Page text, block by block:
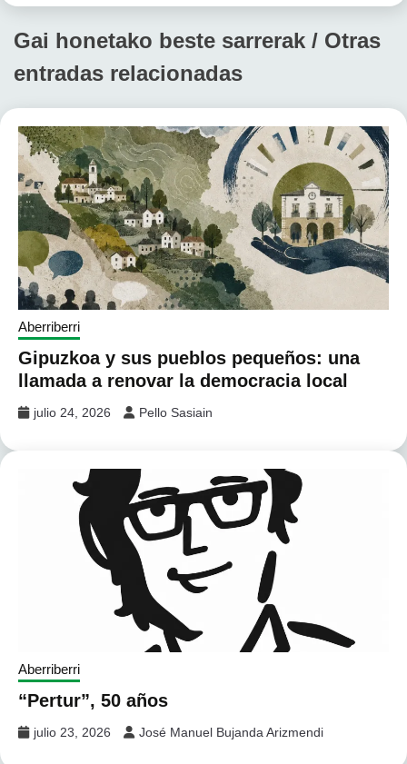
Gai honetako beste sarrerak / Otras
entradas relacionadas
Aberriberri
Gipuzkoa y sus pueblos pequeños: una
llamada a renovar la democracia local
julio 24, 2026 Pello Sasiain
Aberriberri
“Pertur”, 50 años
julio 23, 2026 José Manuel Bujanda Arizmendi